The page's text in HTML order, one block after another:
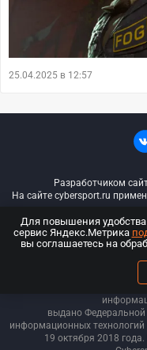
25.04.2025 в 12:57
Разработчиком
На сайте cybersport.ru
© ООО
ООО «Киберспорт.ру».
выдано Федеральной
информационных
19 октября 2018
Для повышения
сервис Яндекс.Метрика
вы соглашаетесь на